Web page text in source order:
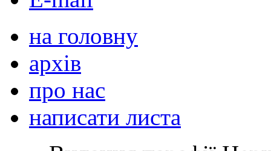
на головну
архів
про нас
написати листа